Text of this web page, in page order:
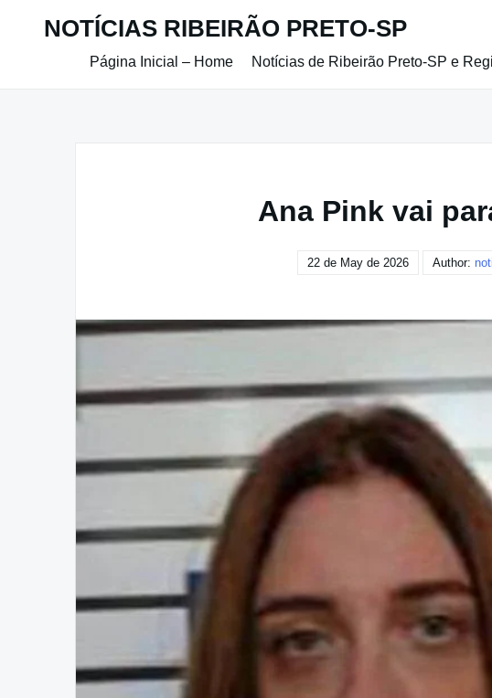
NOTÍCIAS RIBEIRÃO PRETO-SP
Página Inicial – Home Notícias de Ribeirão Preto-SP e
Ana Pink vai
22 de May de 2026 Author: